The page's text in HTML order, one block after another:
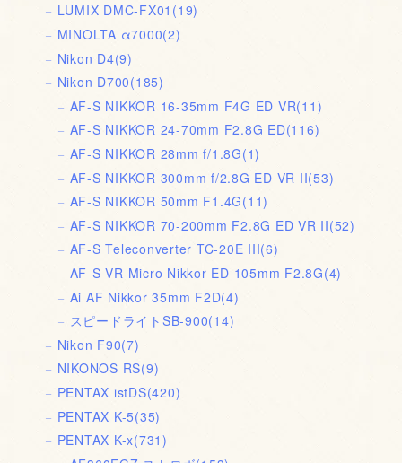
LUMIX DMC-FX01 (19)
MINOLTA α7000(2)
Nikon D4(9)
Nikon D700(185)
AF-S NIKKOR 16-35mm F4G ED VR(11)
AF-S NIKKOR 24-70mm F2.8G ED(116)
AF-S NIKKOR 28mm f/1.8G(1)
AF-S NIKKOR 300mm f/2.8G ED VR II(53)
AF-S NIKKOR 50mm F1.4G(11)
AF-S NIKKOR 70-200mm F2.8G ED VR II(52)
AF-S Teleconverter TC-20E III(6)
AF-S VR Micro Nikkor ED 105mm F2.8G(4)
Ai AF Nikkor 35mm F2D(4)
スピードライトSB-900(14)
Nikon F90(7)
NIKONOS RS(9)
PENTAX istDS(420)
PENTAX K-5(35)
PENTAX K-x(731)